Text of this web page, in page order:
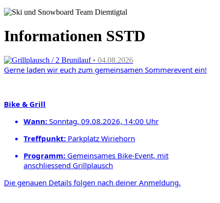
Informationen SSTD
Grillplausch / 2 Brunilauf• 04.08.2026
Gerne laden wir euch zum gemeinsamen Sommerevent ein!
Bike & Grill
Wann: Sonntag, 09.08.2026, 14:00 Uhr
Treffpunkt: Parkplatz Wiriehorn
Programm: Gemeinsames Bike-Event, mit
anschliessend Grillplausch
Die genauen Details folgen nach deiner Anmeldung.